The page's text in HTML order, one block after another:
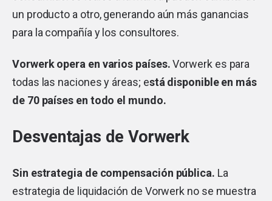
un producto a otro, generando aún más ganancias
para la compañía y los consultores.
Vorwerk opera en varios países.Vorwerk es para
todas las naciones y áreas; está disponible en más
de 70 países en todo el mundo.
Desventajas de Vorwerk
Sin estrategia de compensación pública. La
estrategia de liquidación de Vorwerk no se muestra